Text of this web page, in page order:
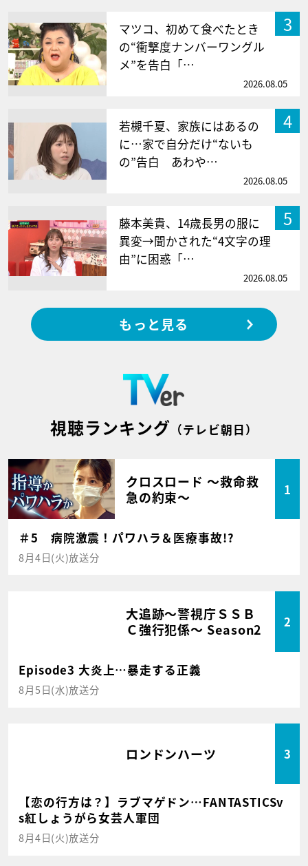
3
マツコ、初めて食べたとき
の“衝撃度ナンバーワングル
メ”を告白「…
2026.08.05
4
若槻千夏、家族にはあるの
に…家で自分だけ“ないも
の”告白 あわや…
2026.08.05
5
藤本美貴、14歳長男の服に
異変→聞かされた“4文字の理
由”に困惑「…
2026.08.05
もっと見る
視聴ランキング （テレビ朝日）
クロスロード ～救命救
急の約束～
1
＃5 病院激震！パワハラ＆医療事故!?
8月4日(火)放送分
大追跡～警視庁ＳＳＢ
Ｃ強行犯係～ Season2
2
Episode3 大炎上…暴走する正義
8月5日(水)放送分
ロンドンハーツ 3
【恋の行方は？】ラブマゲドン…FANTASTICSv
s紅しょうがら女芸人軍団
8月4日(火)放送分